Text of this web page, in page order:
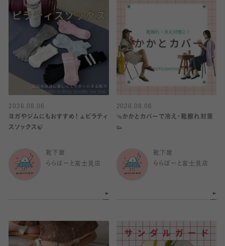
2026.08.06
ヨガやジムにもおすすめ！🧘ピラティ
スソックス🍃
靴下屋
ららぽーと富士見店
2026.08.06
🩴かかとカバーで冷え・靴擦れ対策
👟
靴下屋
ららぽーと富士見店